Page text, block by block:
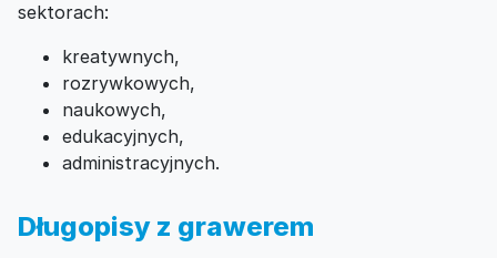
sektorach:
kreatywnych,
rozrywkowych,
naukowych,
edukacyjnych,
administracyjnych.
Długopisy z grawerem